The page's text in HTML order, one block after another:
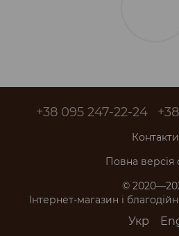
+38 095 247-22-24
Контакти
Повна версія
©
Інтернет-магазин і
Укр